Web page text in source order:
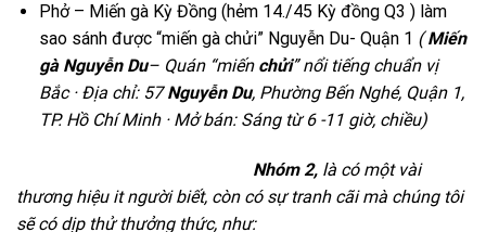
Phở – Miến gà Kỳ Đồng (hẻm 14./45 Kỳ đồng Q3 ) làm
sao sánh được “miến gà chửi” Nguyễn Du- Quận 1 (Miến
gà Nguyễn Du– Quán “miến chửi” nổi tiếng chuẩn vị
Bắc · Địa chỉ: 57Nguyễn Du, Phường Bến Nghé, Quận 1,
TP. Hồ Chí Minh · Mở bán: Sáng từ 6 -11 giờ, chiều)
Nhóm 2, là có một vài
thương hiệu it người biết, còn có sự tranh cãi mà chúng tôi
sẽ có dịp thử thưởng thức, như: